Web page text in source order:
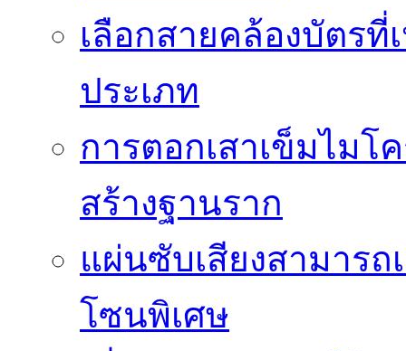
เลือกสายคล้องบัตร
ประเภท
การตอกเสาเข็มไมโ
สร้างฐานราก
แผ่นซับเสียงสามาร
โซนพิเศษ